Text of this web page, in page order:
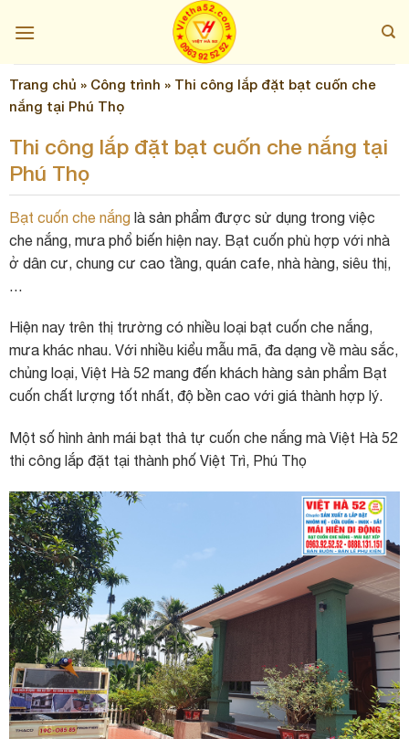
Trang chủ » Công trình » Thi công lắp đặt bạt cuốn che
nắng tại Phú Thọ
Thi công lắp đặt bạt cuốn che nắng tại
Phú Thọ
Bạt cuốn che nắng là sản phẩm được sử dụng trong việc
che nắng, mưa phổ biến hiện nay. Bạt cuốn phù hợp với nhà
ở dân cư, chung cư cao tầng, quán cafe, nhà hàng, siêu thị,
Hiện nay trên thị trường có nhiều loại bạt cuốn che nắng,
mưa khác nhau. Với nhiều kiểu mẫu mã, đa dạng về màu sắc,
chủng loại, Việt Hà 52 mang đến khách hàng sản phẩm Bạt
cuốn chất lượng tốt nhất, độ bền cao với giá thành hợp lý.
Một số hình ảnh mái bạt thả tự cuốn che nắng mà Việt Hà 52
thi công lắp đặt tại thành phố Việt Trì, Phú Thọ